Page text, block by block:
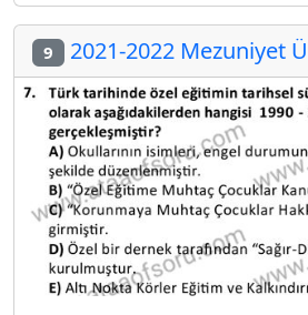
9 2021-2022 Mezuniyet